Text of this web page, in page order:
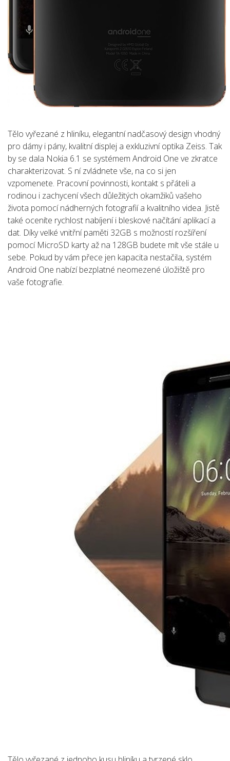
Tělo vyřezané z hliníku, elegantní nadčasový design vhodný
pro dámy i pány, kvalitní displej a exkluzivní optika Zeiss. Tak
by se dala Nokia 6.1 se systémem Android One ve zkratce
charakterizovat. S ní zvládnete vše, na co si jen
vzpomenete. Pracovní povinnosti, kontakt s přáteli a
rodinou i zachycení všech důležitých okamžiků vašeho
života pomocí nádherných fotografií a kvalitního videa. Jistě
také oceníte rychlost nabíjení i bleskové načítání aplikací a
dat. Díky velké vnitřní paměti 32GB s možností rozšíření
pomocí MicroSD karty až na 128GB budete mít vše stále u
sebe. Pokud by vám přece jen kapacita nestačila, systém
Android One nabízí bezplatné neomezené úložiště pro
vaše fotografie.